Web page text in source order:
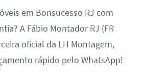
em Bonsucesso RJ com
A Fábio Montador RJ (FR
oficial da LH Montagem,
rápido pelo WhatsApp!